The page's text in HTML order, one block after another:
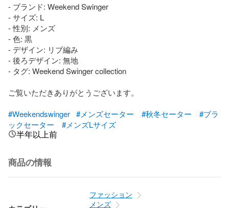
- ブランド: Weekend Swinger
- サイズ: L
- 性別: メンズ
- 色: 黒
- デザイン: リブ編み
- 後ろデザイン: 無地
- タグ: Weekend Swinger collection
ご覧いただきありがとうございます。
#Weekendswinger #メンズセーター #秋冬セーター
#ブラ
ックセーター
#メンズLサイズ
半年以上前
商品の情報
ファッション
メンズ